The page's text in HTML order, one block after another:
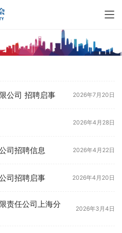
公司 招聘启事 2026年7月20日
2026年4月28日
司招聘信息 2026年4月22日
司招聘启事 2026年4月20日
责任公司上海分
2026年3月4日